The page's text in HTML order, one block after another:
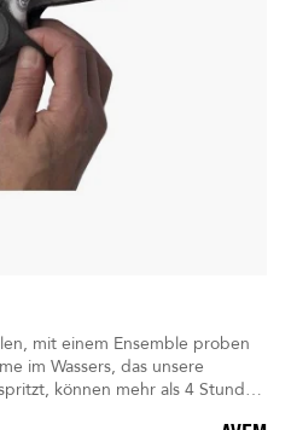
mit einem Ensemble proben
im Wassers, das unsere
können mehr als 4 Stunden